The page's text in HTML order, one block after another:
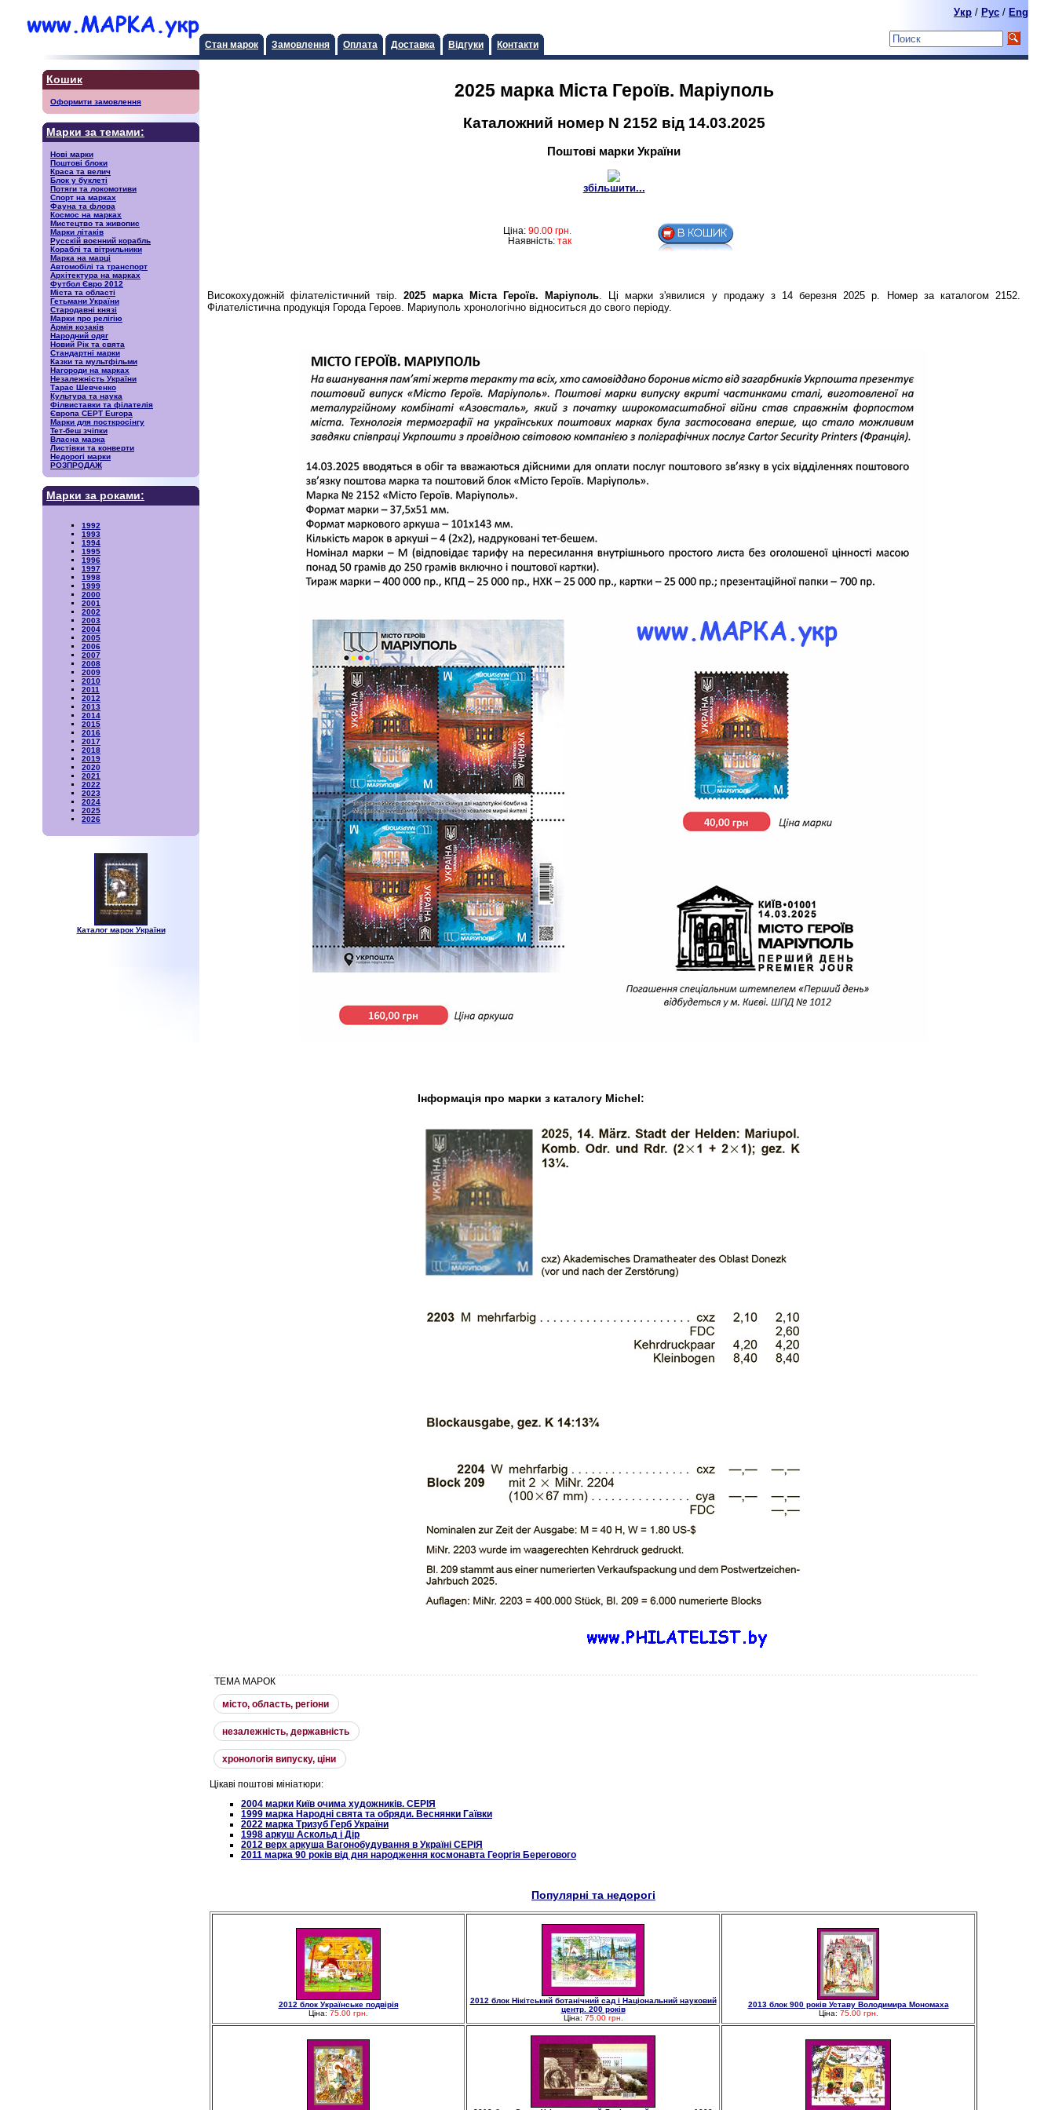
Стан марок Замовлення Оплата Доставка Відгуки Контакти
Укр / Pyc / Eng
Кошик
Оформити замовлення
Марки за темами:
Нові марки
Поштові блоки
Краса та велич
Блок у буклеті
Потяги та локомотиви
Спорт на марках
Фауна та флора
Космос на марках
Мистецтво та живопис
Марки літаків
Русскiй воєнний корабль
Кораблі та вітрильники
Марка на марці
Автомобілі та транспорт
Архітектура на марках
Футбол Євро 2012
Міста та області
Гетьмани України
Стародавні князі
Марки про релігію
Армія козаків
Народний одяг
Новий Рік та свята
Стандартні марки
Казки та мультфільми
Нагороди на марках
Незалежність України
Тарас Шевченко
Культура та наука
Філвиставки та філателія
Європа CEPT Europa
Марки для посткросінгу
Тет-беш зчіпки
Власна марка
Листівки та конверти
Недорогі марки
РОЗПРОДАЖ
Марки за роками:
1992
1993
1994
1995
1996
1997
1998
1999
2000
2001
2002
2003
2004
2005
2006
2007
2008
2009
2010
2011
2012
2013
2014
2015
2016
2017
2018
2019
2020
2021
2022
2023
2024
2025
2026
Каталог марок України
2025 марка Мiста Героїв. Марiуполь
Каталожний номер N 2152 від 14.03.2025
Поштові марки України
збільшити...
Ціна: 90.00 грн.
Наявність: так
Високохудожній філателістичний твір.2025 марка Мiста Героїв. Марiуполь . Ці марки з'явилися у продажу з 14 березня 2025 р. Номер за каталогом 2152.
Філателістична продукція Города Героев. Мариуполь хронологічно відноситься до свого періоду.
Інформація про марки з каталогу Michel:
ТЕМА МАРОК
мiсто, область, регiони
незалежнiсть, державнiсть
хронологiя випуску, цiни
Цікаві поштові мініатюри:
2004 марки Київ очима художників. СЕРІЯ
1999 марка Народні свята та обряди. Веснянки Гаївки
2022 марка Тризуб Герб України
1998 аркуш Аскольд і Дір
2012 верх аркуша Вагонобудування в Україні СЕРіЯ
2011 марка 90 років від дня народження космонавта Георгія Берегового
Популярні та недорогі
2012 блок Українське подвірія
Ціна: 75.00 грн.
2012 блок Нікітський ботанічний сад і Національний науковий
центр. 200 років
Ціна: 75.00 грн.
2013 блок 900 років Уставу Володимира Мономаха
Ціна: 75.00 грн.